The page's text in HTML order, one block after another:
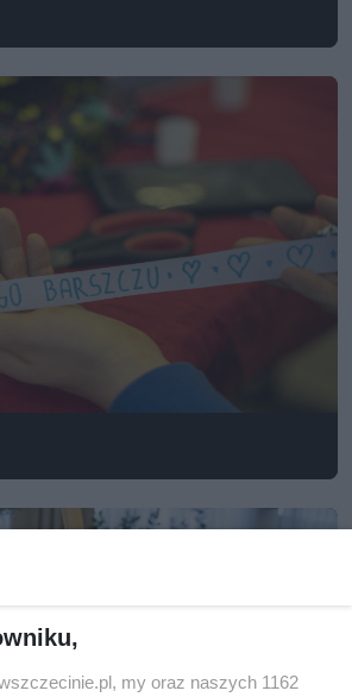
my oraz naszych 1162